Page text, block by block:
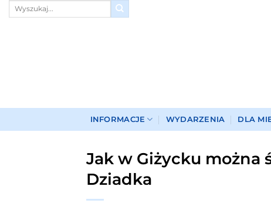
Przewiń
INFORMACJE WYDARZENIA DLA
Jak w Giżycku można
Dziadka